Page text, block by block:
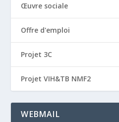
Œuvre sociale
Offre d'emploi
Projet 3C
Projet VIH&TB NMF2
WEBMAIL